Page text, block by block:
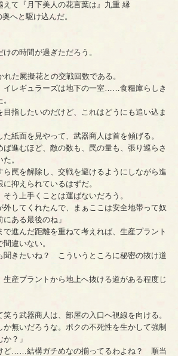
て『月下美人の花言葉は』九重 縁
へと駆け込んだ。
の時間が過ぎただろう。
た屍擬花との交戦回数である。
イレギュラーズは地下の一室……食糧庫らしき
指したいのだけど、これはどうにも追い込ま
紙面を見やって、武器商人は首を傾げる。
進むほど、敵の数も、罠の量も、張り巡らさ
。
罠を解除し、交戦を避けるようにしながら進
抑えられているはずだ。
う上手くことは運ばないだろう。
外してくれたんで、まぁここは安全地帯って奴
ある最後のね」
進んだ距離を重ねて考えれば、生産プラント
違いない。
聞きたいね？ こういうところに秘密の抜け道
産プラントから地上へ抜ける道がある程度じ
う武器商人は、部屋の入口へ視線を向ける。
か無いだろうな。ボクの不死性を生かして強制
？」
ど……結構ガチめなの揃ってるわよね？ 順当